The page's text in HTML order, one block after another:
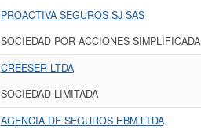
PROACTIVA SEGUROS SJ SAS
SOCIEDAD POR ACCIONES SIMPLIFICADA
CREESER LTDA
SOCIEDAD LIMITADA
AGENCIA DE SEGUROS HBM LTDA